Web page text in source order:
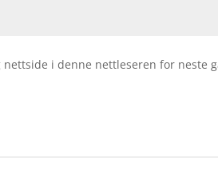
nettside i denne nettleseren for neste